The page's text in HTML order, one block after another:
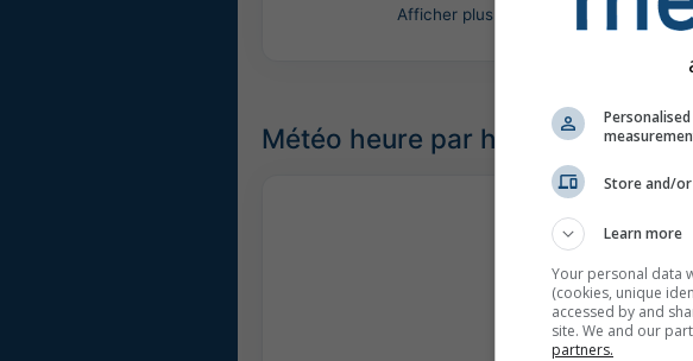
Afficher plus
Météo heure par heure à 44.75°N
Store and/
Learn more
Your personal data
(cookies, unique
accessed by and
site. We and our
partners.